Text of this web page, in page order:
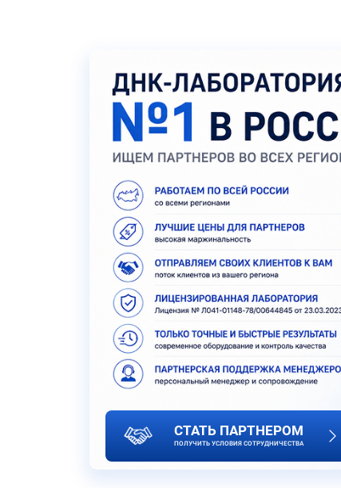
СТАТЬ ПАРТНЕРОМ
ПОЛУЧИТЬ УСЛОВИЯ СОТРУДНИЧЕСТВА